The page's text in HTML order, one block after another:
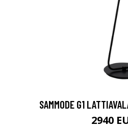
SAMMODE G1
2940